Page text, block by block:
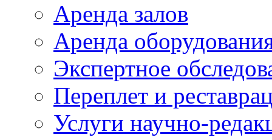
Аренда залов
Аренда
Экспертное
Переплет и
Услуги научно-